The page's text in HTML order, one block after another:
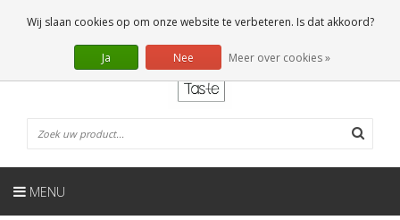
0 Artikelen
NL
MENU
Wij slaan cookies op om onze website te verbeteren. Is dat akkoord?
Ja Nee Meer over cookies »